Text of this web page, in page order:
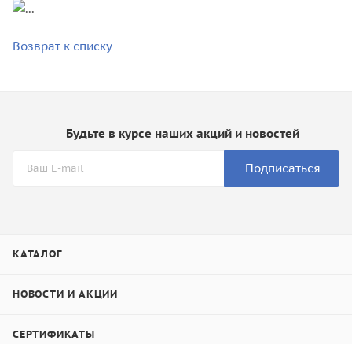
Возврат к списку
Будьте в курсе наших акций и новостей
Подписаться
КАТАЛОГ
НОВОСТИ И АКЦИИ
СЕРТИФИКАТЫ